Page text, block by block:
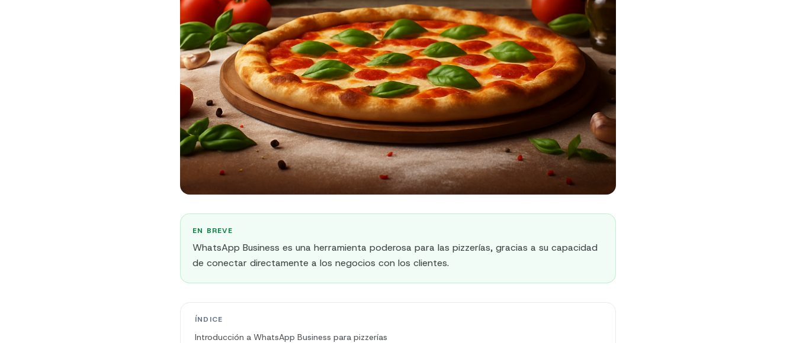
EN BREVE
WhatsApp Business es una herramienta poderosa para las pizzerías, gracias a su capacidad
de conectar directamente a los negocios con los clientes.
ÍNDICE
Introducción a WhatsApp Business para pizzerías